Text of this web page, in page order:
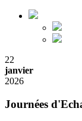
22
janvier
2026
Journées